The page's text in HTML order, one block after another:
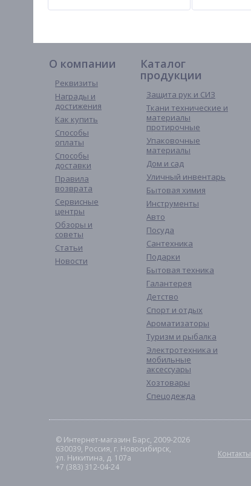
О компании
Реквизиты
Награды и
достижения
Как купить
Способы
оплаты
Способы
доставки
Правила
возврата
Сервисные
центры
Обзоры и
советы
Статьи
Новости
Каталог
продукции
Защита рук и СИЗ
Ткани технические и
материалы
протирочные
Упаковочные
материалы
Дом и сад
Уличный инвентарь
Бытовая химия
Инструменты
Авто
Посуда
Сантехника
Подарки
Бытовая техника
Галантерея
Детство
Спорт и отдых
Ароматизаторы
Туризм и рыбалка
Электротехника и
мобильные
аксессуары
Хозтовары
Спецодежда
© Интернет-магазин Барс, 2009-2026
630039, Россия, г. Новосибирск,
ул. Никитина, д. 107а
+7 (383) 312-04-24
Контакты